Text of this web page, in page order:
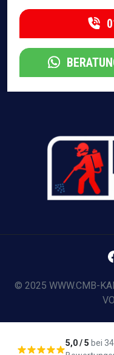
© 2025 WWW.CMB-
5,0 / 5 bei